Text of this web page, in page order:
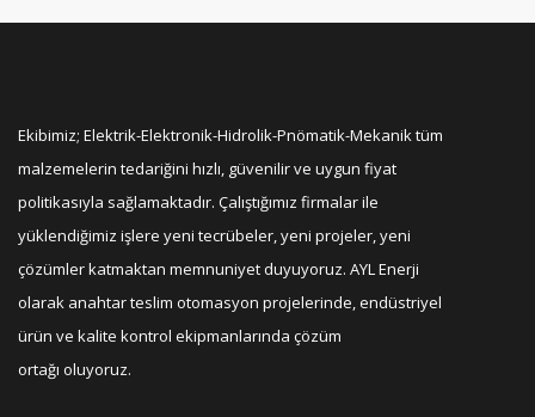
Ekibimiz; Elektrik-Elektronik-Hidrolik-Pnömatik-Mekanik tüm
malzemelerin tedariğini hızlı, güvenilir ve uygun fiyat
politikasıyla sağlamaktadır. Çalıştığımız firmalar ile
yüklendiğimiz işlere yeni tecrübeler, yeni projeler, yeni
çözümler katmaktan memnuniyet duyuyoruz. AYL Enerji
olarak anahtar teslim otomasyon projelerinde, endüstriyel
ürün ve kalite kontrol ekipmanlarında çözüm
ortağı oluyoruz.